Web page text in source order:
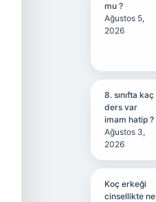
mu ?
Ağustos 5,
2026
8. sınıfta kaç
ders var
imam hatip ?
Ağustos 3,
2026
Koç erkeği
cinsellikte ne